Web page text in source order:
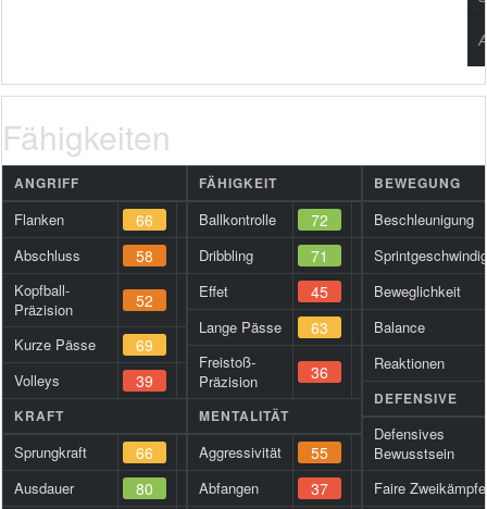
Fähigkeiten
ANGRIFF
Flanken 66
Abschluss 58
Kopfball-
Präzision
52
Kurze Pässe 69
Volleys 39
KRAFT
Sprungkraft 66
Ausdauer 80
FÄHIGKEIT
Ballkontrolle 72
Dribbling 71
Effet 45
Lange Pässe 63
Freistoß-
Präzision
36
MENTALITÄT
Aggressivität 55
Abfangen 37
BEWEGUNG
Beschleunigung
Beweglichkeit
Balance
Reaktionen
DEFENSIVE
Defensives
Bewusstsein
Faire Zweikämpfe